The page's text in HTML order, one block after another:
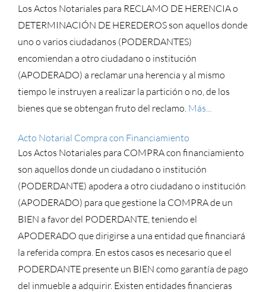
Los Actos Notariales para RECLAMO DE HERENCIA o
DETERMINACIÓN DE HEREDEROS son aquellos donde
uno o varios ciudadanos (PODERDANTES)
encomiendan a otro ciudadano o institución
(APODERADO) a reclamar una herencia y al mismo
tiempo le instruyen a realizar la partición o no, de los
bienes que se obtengan fruto del reclamo. Más...
Acto Notarial Compra con Financiamiento
Los Actos Notariales para COMPRA con financiamiento
son aquellos donde un ciudadano o institución
(PODERDANTE) apodera a otro ciudadano o institución
(APODERADO) para que gestione la COMPRA de un
BIEN a favor del PODERDANTE, teniendo el
APODERADO que dirigirse a una entidad que financiará
la referida compra. En estos casos es necesario que el
PODERDANTE presente un BIEN como garantía de pago
del inmueble a adquirir. Existen entidades financieras